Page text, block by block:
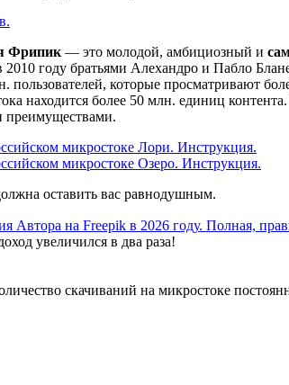
Фрипик — это молодой, амбициозный и
году братьями Алехандро и Пабло
пользователей, которые просматривают
находится более 50 млн. единиц контента.
преимуществами.
микростоке Лори. Инструкция.
микростоке Озеро. Инструкция.
оставить вас равнодушным.
увеличился в два раза!
скачиваний на микростоке